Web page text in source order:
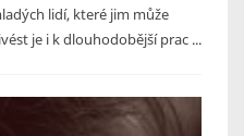
lidí, které jim může
je i k dlouhodobější prac ...